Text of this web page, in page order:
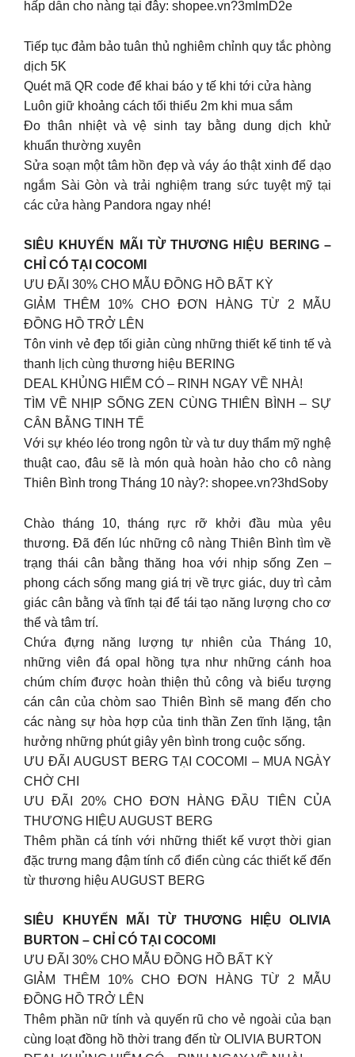
hấp dẫn cho nàng tại đây: shopee.vn?3mlmD2e
Tiếp tục đảm bảo tuân thủ nghiêm chỉnh quy tắc phòng
dịch 5K
Quét mã QR code để khai báo y tế khi tới cửa hàng
Luôn giữ khoảng cách tối thiểu 2m khi mua sắm
Đo thân nhiệt và vệ sinh tay bằng dung dịch khử
khuẩn thường xuyên
Sửa soạn một tâm hồn đẹp và váy áo thật xinh để dạo
ngắm Sài Gòn và trải nghiệm trang sức tuyệt mỹ tại
các cửa hàng Pandora ngay nhé!
SIÊU KHUYẾN MÃI TỪ THƯƠNG HIỆU BERING –
CHỈ CÓ TẠI COCOMI​
ƯU ĐÃI 30% CHO MẪU ĐỒNG HỒ BẤT KỲ​
GIẢM THÊM 10% CHO ĐƠN HÀNG TỪ 2 MẪU
ĐỒNG HỒ TRỞ LÊN
Tôn vinh vẻ đẹp tối giản cùng những thiết kế tinh tế và
thanh lịch cùng thương hiệu BERING​
DEAL KHỦNG HIẾM CÓ – RINH NGAY VỀ NHÀ!​
TÌM VỀ NHỊP SỐNG ZEN CÙNG THIÊN BÌNH – SỰ
CÂN BẰNG TINH TẾ
Với sự khéo léo trong ngôn từ và tư duy thẩm mỹ nghệ
thuật cao, đâu sẽ là món quà hoàn hảo cho cô nàng
Thiên Bình trong Tháng 10 này?: shopee.vn?3hdSoby
Chào tháng 10, tháng rực rỡ khởi đầu mùa yêu
thương. Đã đến lúc những cô nàng Thiên Bình tìm về
trạng thái cân bằng thăng hoa với nhịp sống Zen –
phong cách sống mang giá trị về trực giác, duy trì cảm
giác cân bằng và tĩnh tại để tái tạo năng lượng cho cơ
thể và tâm trí.
Chứa đựng năng lượng tự nhiên của Tháng 10,
những viên đá opal hồng tựa như những cánh hoa
chúm chím được hoàn thiện thủ công và biểu tượng
cán cân của chòm sao Thiên Bình sẽ mang đến cho
các nàng sự hòa hợp của tinh thần Zen tĩnh lặng, tận
hưởng những phút giây yên bình trong cuộc sống.
ƯU ĐÃI AUGUST BERG TẠI COCOMI – MUA NGÀY
CHỜ CHI​
ƯU ĐÃI 20% CHO ĐƠN HÀNG ĐẦU TIÊN CỦA
THƯƠNG HIỆU AUGUST BERG​
Thêm phần cá tính với những thiết kế vượt thời gian
đặc trưng mang đậm tính cổ điển cùng các thiết kế đến
từ thương hiệu AUGUST BERG ​
SIÊU KHUYẾN MÃI TỪ THƯƠNG HIỆU OLIVIA
BURTON – CHỈ CÓ TẠI COCOMI​
ƯU ĐÃI 30% CHO MẪU ĐỒNG HỒ BẤT KỲ​
GIẢM THÊM 10% CHO ĐƠN HÀNG TỪ 2 MẪU
ĐỒNG HỒ TRỞ LÊN
Thêm phần nữ tính và quyến rũ cho vẻ ngoài của bạn
cùng loạt đồng hồ thời trang đến từ OLIVIA BURTON​